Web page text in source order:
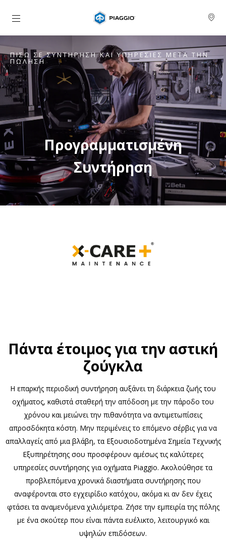
Μετάβαση στο κυρίως περιεχόμενο
ΠΊΣΩ ΣΕ ΣΥΝΤΉΡΗΣΗ ΚΑΙ ΥΠΗΡΕΣΊΕΣ ΜΕΤΆ ΤΗΝ
ΠΏΛΗΣΗ
Προγραμματισμένη
Συντήρηση
Πάντα έτοιμος για την αστική
ζούγκλα
Η επαρκής περιοδική συντήρηση αυξάνει τη διάρκεια ζωής του
οχήματος, καθιστά σταθερή την απόδοση με την πάροδο του
χρόνου και μειώνει την πιθανότητα να αντιμετωπίσεις
απροσδόκητα κόστη. Μην περιμένεις το επόμενο σέρβις για να
απαλλαγείς από μια βλάβη, τα Εξουσιοδοτημένα Σημεία Τεχνικής
Εξυπηρέτησης σου προσφέρουν αμέσως τις καλύτερες
υπηρεσίες συντήρησης για οχήματα Piaggio. Ακολούθησε τα
προβλεπόμενα χρονικά διαστήματα συντήρησης που
αναφέρονται στο εγχειρίδιο κατόχου, ακόμα κι αν δεν έχεις
φτάσει τα αναμενόμενα χιλιόμετρα. Ζήσε την εμπειρία της πόλης
με ένα σκούτερ που είναι πάντα ευέλικτο, λειτουργικό και
υψηλών επιδόσεων.